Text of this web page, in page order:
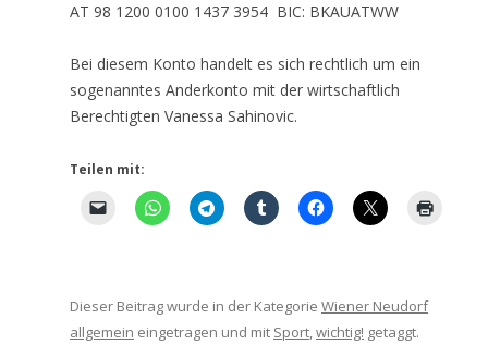
AT 98 1200 0100 1437 3954 BIC: BKAUATWW
Bei diesem Konto handelt es sich rechtlich um ein
sogenanntes Anderkonto mit der wirtschaftlich
Berechtigten Vanessa Sahinovic.
Teilen mit:
Dieser Beitrag wurde in der Kategorie Wiener Neudorf
allgemein eingetragen und mit Sport,wichtig! getaggt.